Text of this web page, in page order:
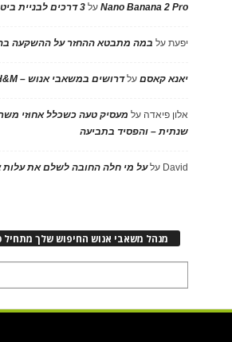
Nano Banana 2 Proעל 3 דרכים לבניית ביטחון עצמי של עובדים
יפעתעל במה מתבטא ההחזר על ההשקעה
יאנא קאסםעלדרושים במשאבי אנוש – H&M
אלון פיאדה על מעסיק טעה כשכלל אחוזי
שנתית – והפסיד בתביעה
David עלעל מי חלה החובה לשלם את עלות
מנהל משאבי אנוש החיפוש שלך מתחיל